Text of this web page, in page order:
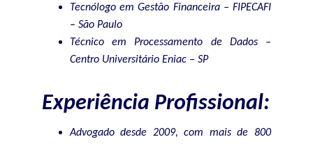
Tecnólogo em Gestão Financeira – FIPECAFI
– São Paulo
Técnico em Processamento de Dados –
Centro Universitário Eniac – SP
Experiência Profissional:
Advogado desde 2009, com mais de 800